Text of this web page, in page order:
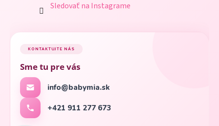
Sledovať na Instagrame
KONTAKTUJTE NÁS
Sme tu pre vás
info@babymia.sk
+421 911 277 673